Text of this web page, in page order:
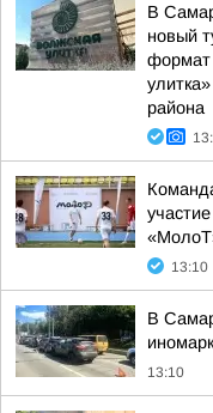
В
новый
района
13:10
В
13:10